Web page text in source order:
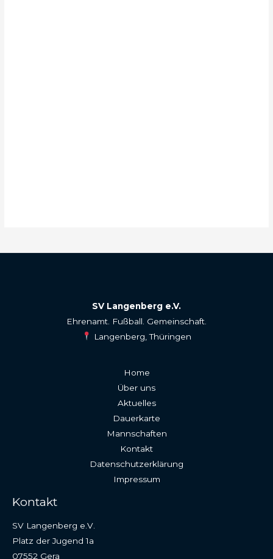
SV Langenberg e.V.
Ehrenamt. Fußball. Gemeinschaft.
Langenberg, Thüringen
Home
Über uns
Aktuelles
Dauerkarte
Mannschaften
Kontakt
Datenschutzerklärung
Impressum
Kontakt
SV Langenberg e.V.
Platz der Jugend 1a
07552 Gera